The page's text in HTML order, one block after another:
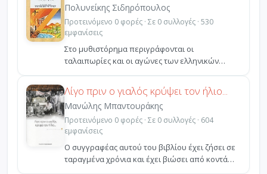
Πολυνείκης Σιδηρόπουλος
Προτεινόμενο 0 φορές · Σε 0 συλλογές · 530
εμφανίσεις
Στο μυθιστόρημα περιγράφονται οι
ταλαιπωρίες και οι αγώνες των ελληνικών
πληθυσμών της Σοβιετικής Έν...
Λίγο πριν ο γιαλός κρύψει τον ήλιο...
Μανώλης Μπαντουράκης
Προτεινόμενο 0 φορές · Σε 0 συλλογές · 604
εμφανίσεις
Ο συγγραφέας αυτού του βιβλίου έχει ζήσει σε
ταραγμένα χρόνια και έχει βιώσει από κοντά